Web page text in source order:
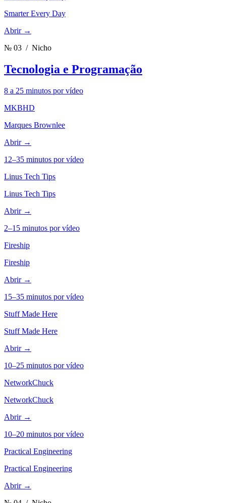
Smarter Every Day
Abrir →
№ 03 / Nicho
Tecnologia e Programação
8 a 25 minutos por vídeo
MKBHD
Marques Brownlee
Abrir →
12–35 minutos por vídeo
Linus Tech Tips
Linus Tech Tips
Abrir →
2–15 minutos por vídeo
Fireship
Fireship
Abrir →
15–35 minutos por vídeo
Stuff Made Here
Stuff Made Here
Abrir →
10–25 minutos por vídeo
NetworkChuck
NetworkChuck
Abrir →
10–20 minutos por vídeo
Practical Engineering
Practical Engineering
Abrir →